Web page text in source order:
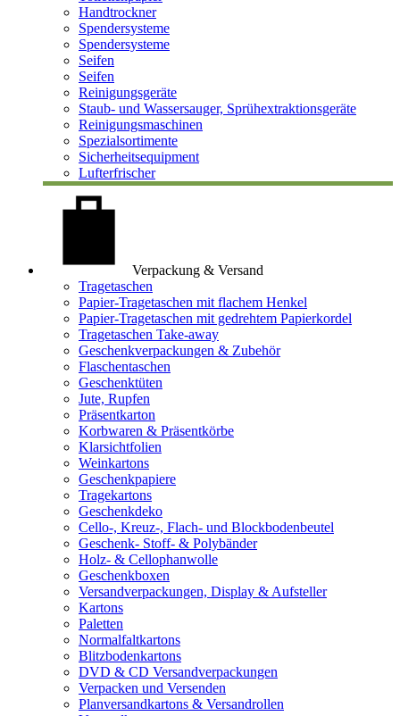
Handtrockner
Spendersysteme
Spendersysteme
Seifen
Seifen
Reinigungsgeräte
Staub- und Wassersauger, Sprühextraktionsgeräte
Reinigungsmaschinen
Spezialsortimente
Sicherheitsequipment
Lufterfrischer
Verpackung & Versand
Tragetaschen
Papier-Tragetaschen mit flachem Henkel
Papier-Tragetaschen mit gedrehtem Papierkordel
Tragetaschen Take-away
Geschenkverpackungen & Zubehör
Flaschentaschen
Geschenktüten
Jute, Rupfen
Präsentkarton
Korbwaren & Präsentkörbe
Klarsichtfolien
Weinkartons
Geschenkpapiere
Tragekartons
Geschenkdeko
Cello-, Kreuz-, Flach- und Blockbodenbeutel
Geschenk- Stoff- & Polybänder
Holz- & Cellophanwolle
Geschenkboxen
Versandverpackungen, Display & Aufsteller
Kartons
Paletten
Normalfaltkartons
Blitzbodenkartons
DVD & CD Versandverpackungen
Verpacken und Versenden
Planversandkartons & Versandrollen